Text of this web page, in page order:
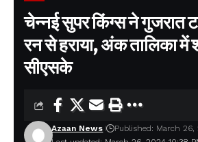
चेन्नई सुपर किंग्स ने गुजरात
रन से हराया, अंक तालिका में
सीएसके
Azaan News Published: March 26,